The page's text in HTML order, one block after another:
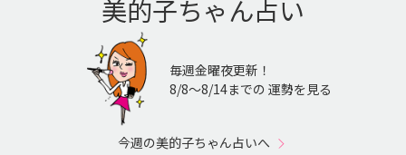
美的子ちゃん占い
毎週金曜夜更新！
8/8〜8/14までの 運勢を見る
今週の美的子ちゃん占いへ